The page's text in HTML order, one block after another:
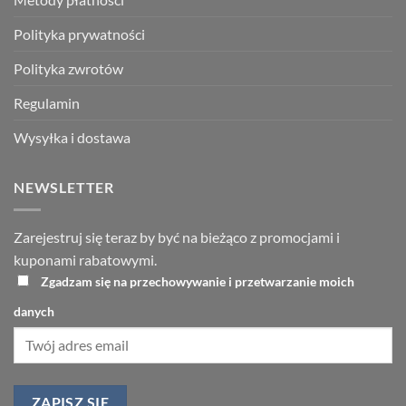
Polityka prywatności
Polityka zwrotów
Regulamin
Wysyłka i dostawa
NEWSLETTER
Zarejestruj się teraz by być na bieżąco z promocjami i
kuponami rabatowymi.
Zgadzam się na przechowywanie i przetwarzanie moich
danych